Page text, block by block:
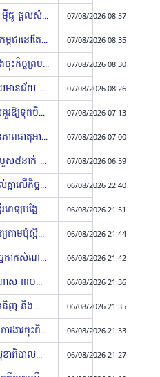
ឪពុកជនបង្កគ្រោះថ្នាក់ចរាចរណ៍ សាម ម៉ីជូ ផ្តល់សំណង ៦ម៉ឺនដុល្លារដល់គ្រួសារជនរងគ្រោះ 07/08/2026 08:57
ពិភពលោកកំពុងមើល៖ ហេតុអ្វីពលរដ្ឋកម្ពុជានៅតែមិនអាចវិលត្រឡប់ទៅផ្ទះ? កុមារ ៦,០០០ នាក់កំពុងរង់ចាំថ្ងៃត្រឡប់ទៅសាលារៀន 07/08/2026 08:35
អារ៉ាប៊ីសាអូឌីត តួកគីយ៉េ ប៉ាគីស្ថាន នឹងចុះកិច្ចព្រមព្រៀងការពារជាតិ នៅថ្ងៃសុក្រសប្ដាហ៍នេះ (Video inside) 07/08/2026 08:30
កម្លាំងគណ:បញ្ជាការឯកភាពខេត្តបន្ទាយមានជ័យ បន្តចុះរដ្ឋបាល៥ទីតាំងនៅក្រុងប៉ោយប៉ែត រកឃើញជនបរទេស២៦នាក់ 07/08/2026 08:26
រដ្ឋមន្ត្រីព័ត៌មាន៖ ប្រព័ន្ធផ្សព្វផ្សាយដែលគួរឱ្យទុកចិត្ត ជាកម្លាំងសំខាន់ក្នុងការជំរុញវិស័យសុខាភិបាល អប់រំ និងការអភិវឌ្ឍសហគមន៍ 07/08/2026 07:13
ក្រសួងធនធានទឹក ជូនដំណឹងអំពីស្ថានភាពធាតុអាកាសនៅកម្ពុជា សម្រាប់ថ្ងៃទី៧ ខែសីហា ឆ្នាំ២០២៦ 07/08/2026 07:00
ស្រវឹងសូមកុំបើកបរ! ស្លាប់៣នាក់ និងរបួស៥នាក់ ក្នុងគ្រោះថ្នាក់ចរាចរណ៍ទូទាំងប្រទេសថ្ងៃទី៦ ខែសីហាម្សិលមិញ 07/08/2026 06:59
អ៊ីរ៉ង់ និងអូម៉ង់ ឈានដល់ការយោគយល់គ្នាលើកិច្ចព្រមព្រៀងបើកច្រកសមុទ្រហ័រមូសឡើងវិញ (Video inside) 06/08/2026 22:40
រដ្ឋមន្រ្តីសុខាភិបាល៖ អគារសម្ភពនៃមន្ទីរពេទ្យបង្អែកព្រះនេត្រព្រះ ដែលបានដាក់សម្ពោធនាពេលនេះ មិនត្រឹមតែចូលរួមវិនិយោគលើសុខភាពមាតា និងទារក ថែមទាំវិនិយោគលើមូលធនមនុស្ស 06/08/2026 21:51
ស្នងការនគរបាលខេត្តកណ្ដាល ចុះពិនិត្យតាមប៉ុស្តិ៍នានានៅស្រុកកោះធំ និងជួយបំពេញបន្ថែមនូវចំណុចខ្វះខាត និងកែលម្អឱ្យបានកាន់តែល្អប្រសើរឡើង 06/08/2026 21:44
រដ្ឋាភិបាលជប៉ុន នឹងផ្តល់ឧបករណ៍កែច្នៃកាកសំណល់​ដល់ខេត្តបាត់ដំបង ដើម្បីលើកកម្ពស់ប្រសិទ្ធភាព​នៃការគ្រប់គ្រងសំណល់ កាត់បន្ថយបរិមាណសំរាម 06/08/2026 21:42
កងទ័ពរដ្ឋាភិបាលយេម៉ែនយ៉ាងហោចណាស់ ៣០នាក់ ស្លាប់ក្នុងការវាយប្រហាររបស់ក្រុមហ៊ូទី (Video inside) 06/08/2026 21:36
មន្ដ្រីជំនាញ ក.ប.ប បន្តចុះត្រួតពិនិត្យទំនិញ និងស្រង់តម្លៃនៅផ្សារទំនប់រលក ដើម្បីធានាសុវត្ថិភាពសុខុមាលភាពជូនអ្នកប្រើប្រាស់ 06/08/2026 21:35
លោកបណ្ឌិត ជ្រុន ថេរ៉ាវ៉ាត ដឹកនាំក្រុមការងារចុះពិនិត្យ និងសិក្សាគម្រោងផ្លូវជនបទចំនួន៦ខ្សែ នៅខេត្តកំពង់ស្ពឺ 06/08/2026 21:33
អភិបាលខេត្តកណ្តាល ជំរុញឲ្យវិស័យសុខាភិបាលធ្វើការឱ្យបានម៉ឺងម៉ាត់ ក្នុងការកែតម្រូវចំណុចខ្វះខាត និងលើកកម្ពស់គុណភាពស្ថាប័ន បម្រើពលរដ្ឋឲ្យបានល្អ 06/08/2026 21:27